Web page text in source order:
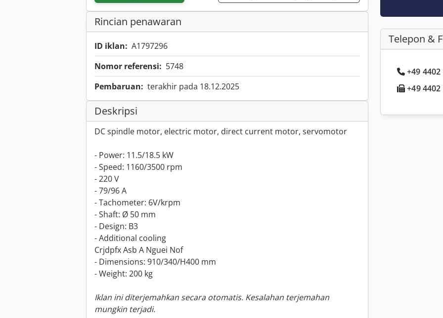
Rincian penawaran
ID iklan: A1797296
Nomor referensi: 5748
Pembaruan: terakhir pada 18.12.2025
Deskripsi
DC spindle motor, electric motor, direct current motor, servomotor
- Power: 11.5/18.5 kW
- Speed: 1160/3500 rpm
- 220 V
- 79/96 A
- Tachometer: 6V/krpm
- Shaft: Ø 50 mm
- Design: B3
- Additional cooling
Crjdpfx Asb A Nguei Nof
- Dimensions: 910/340/H400 mm
- Weight: 200 kg
Iklan ini diterjemahkan secara otomatis. Kesalahan terjemahan
mungkin terjadi.
Telepon &
+49
+49